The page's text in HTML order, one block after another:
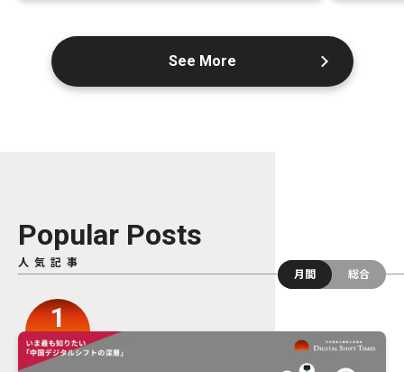
See More
Popular Posts
人気記事
月間
総合